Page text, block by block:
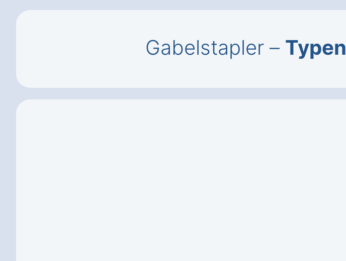
Gabelstapler – Typen